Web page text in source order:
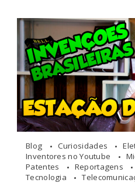
Blog Curiosidades
Inventores no Youtube
Patentes
Reportagens
Tecnologia